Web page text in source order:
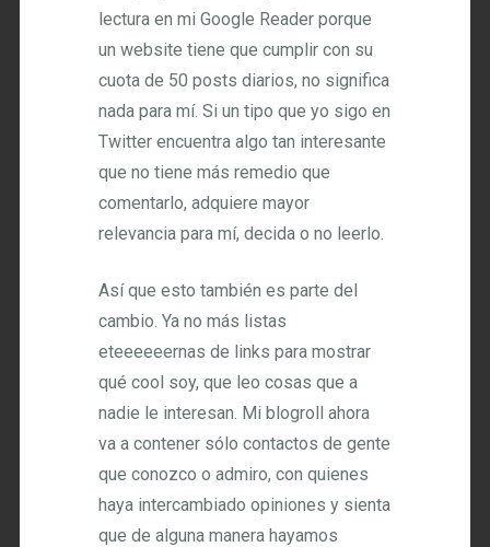
lectura en mi Google Reader porque
un website tiene que cumplir con su
cuota de 50 posts diarios, no significa
nada para mí. Si un tipo que yo sigo en
Twitter encuentra algo tan interesante
que no tiene más remedio que
comentarlo, adquiere mayor
relevancia para mí, decida o no leerlo.
Así que esto también es parte del
cambio. Ya no más listas
eteeeeeernas de links para mostrar
qué cool soy, que leo cosas que a
nadie le interesan. Mi blogroll ahora
va a contener sólo contactos de gente
que conozco o admiro, con quienes
haya intercambiado opiniones y sienta
que de alguna manera hayamos